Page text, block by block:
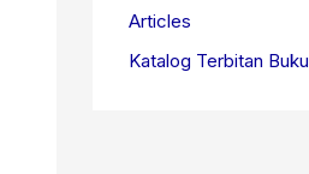
Articles
Katalog Terbitan Buku